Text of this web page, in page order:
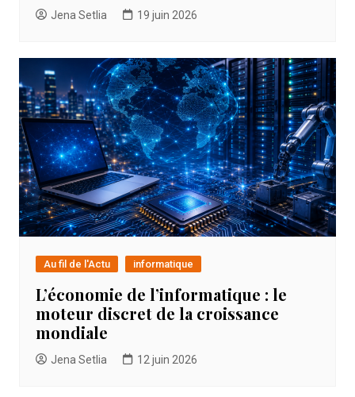
Jena Setlia 19 juin 2026
Au fil de l'Actu informatique
L’économie de l’informatique : le
moteur discret de la croissance
mondiale
Jena Setlia 12 juin 2026